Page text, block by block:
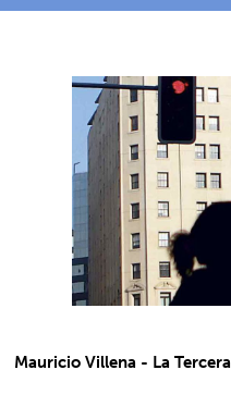
Mauricio Villena - La Tercera